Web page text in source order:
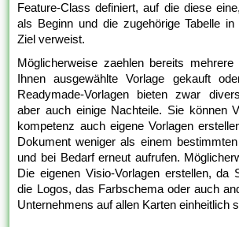
Feature-Class definiert, auf die diese
als Beginn und die zugehörige Tabelle
Ziel verweist.
Möglicherweise zaehlen bereits
Ihnen ausgewählte Vorlage gekauft
Readymade-Vorlagen bieten zwar
aber auch einige Nachteile. Sie können
kompetenz auch eigene Vorlagen
Dokument weniger als einem
und bei Bedarf erneut aufrufen.
Die eigenen Visio-Vorlagen erstellen, da
die Logos, das Farbschema oder auch
Unternehmens auf allen Karten einheitlich